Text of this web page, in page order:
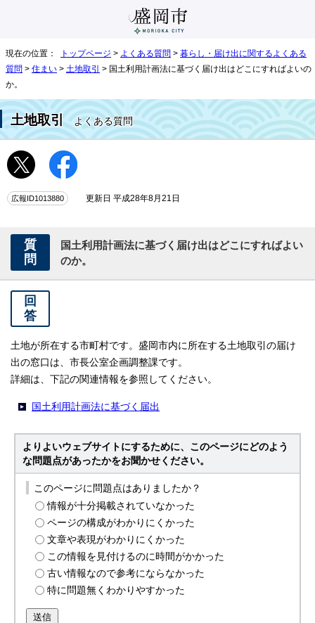
現在の位置： トップページ > よくある質問 > 暮らし・届け出に関するよくある
質問 > 住まい > 土地取引 > 国土利用計画法に基づく届け出はどこにすればよいの
か。
土地取引 よくある質問
広報ID1013880 更新日 平成28年8月21日
質
問
国土利用計画法に基づく届け出はどこにすればよい
のか。
回
答
土地が所在する市町村です。盛岡市内に所在する土地取引の届け
出の窓口は、市長公室企画調整課です。
詳細は、下記の関連情報を参照してください。
国土利用計画法に基づく届出
よりよいウェブサイトにするために、このページにどのよう
な問題点があったかをお聞かせください。
このページに問題点はありましたか？
情報が十分掲載されていなかった
ページの構成がわかりにくかった
文章や表現がわかりにくかった
この情報を見付けるのに時間がかかった
古い情報なので参考にならなかった
特に問題無くわかりやすかった
送信